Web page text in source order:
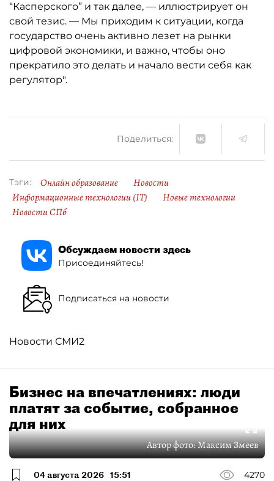
“Касперского” и так далее, — иллюстрирует он
свой тезис. — Мы приходим к ситуации, когда
государство очень активно лезет на рынки
цифровой экономики, и важно, чтобы оно
прекратило это делать и начало вести себя как
регулятор".
Поделиться:
Тэги: Онлайн образование
Новости
Информационные технологии (IT)
Новые технологии
Новости СПб
Обсуждаем новости здесь
Присоединяйтесь!
Подписаться на новости
Новости СМИ2
Бизнес на впечатлениях: люди
платят за событие, собранное
для них
Автор фото:Максим Змеев
04 августа 2026 15:51
4270